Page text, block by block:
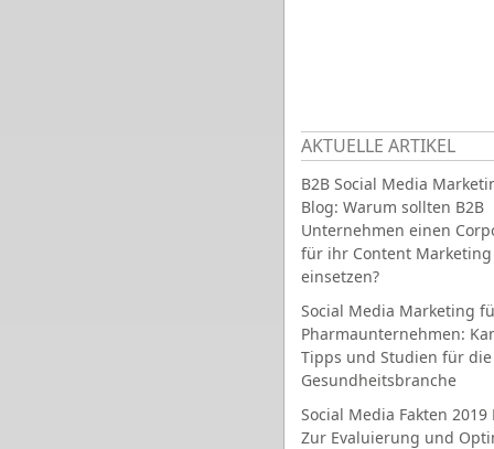
AKTUELLE ARTIKEL
B2B Social Media
Blog: Warum sollten B2B
Unternehmen einen
für ihr Content Marketing
einsetzen?
Social Media Marketing
Pharmaunternehmen:
Tipps und Studien für die
Gesundheitsbranche
Social Media Fakten 2019
Zur Evaluierung und